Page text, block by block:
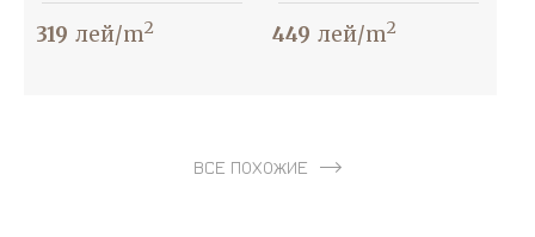
319 лей/m2 449 лей/m2
ВСЕ ПОХОЖИЕ